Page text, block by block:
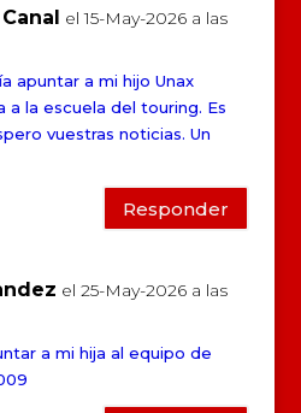
el 15-May-2026 a las
apuntar a mi hijo Unax
a la escuela del touring. Es
vuestras noticias. Un
Responder
el 25-May-2026 a las
a mi hija al equipo de